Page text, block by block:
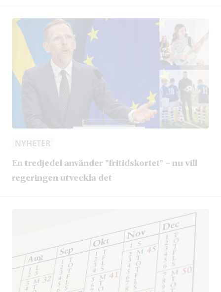
NYHETER
En tredjedel använder ”fritidskortet” – nu vill
regeringen utveckla det